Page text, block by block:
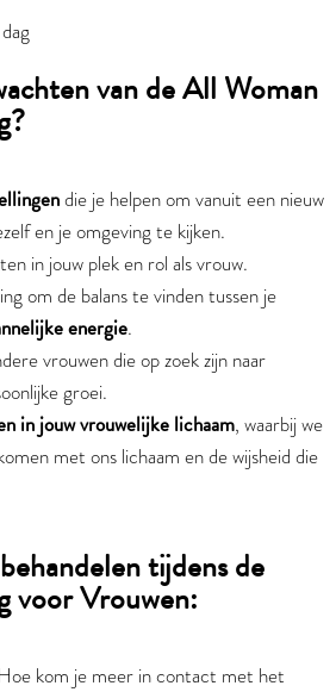
van de All Woman
die je helpen om vanuit een nieuw
en je omgeving te kijken.
in jouw plek en rol als vrouw.
om de balans te vinden tussen je
energie.
vrouwen die op zoek zijn naar
groei.
in jouw vrouwelijke lichaam, waarbij we
met ons lichaam en de wijsheid die
tijdens de
voor Vrouwen:
kom je meer in contact met het